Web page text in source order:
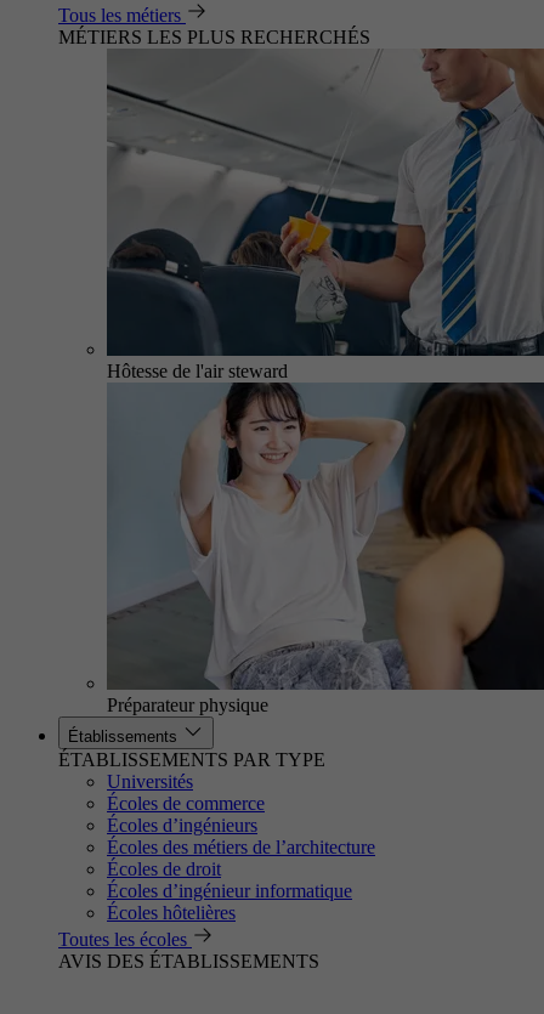
Tous les métiers
MÉTIERS LES PLUS RECHERCHÉS
Hôtesse de l'air steward
Préparateur physique
Établissements
ÉTABLISSEMENTS PAR TYPE
Universités
Écoles de commerce
Écoles d’ingénieurs
Écoles des métiers de l’architecture
Écoles de droit
Écoles d’ingénieur informatique
Écoles hôtelières
Toutes les écoles
AVIS DES ÉTABLISSEMENTS